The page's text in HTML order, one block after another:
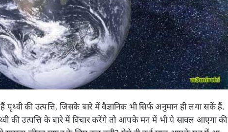
की उत्पत्ति, जिसके बारे में वैज्ञानिक भी सिर्फ अनुमान ही लगा सकें हैं.
की उत्पत्ति के बारे में विचार करेंगे तो आपके मन में भी ये सावल आएगा की